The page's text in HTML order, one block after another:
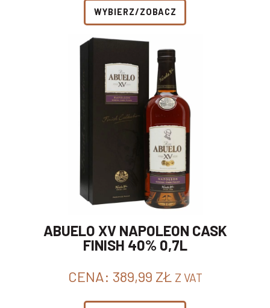
WYBIERZ/ZOBACZ
ABUELO XV NAPOLEON CASK
FINISH 40% 0,7L
CENA: 389,99 ZŁ Z VAT